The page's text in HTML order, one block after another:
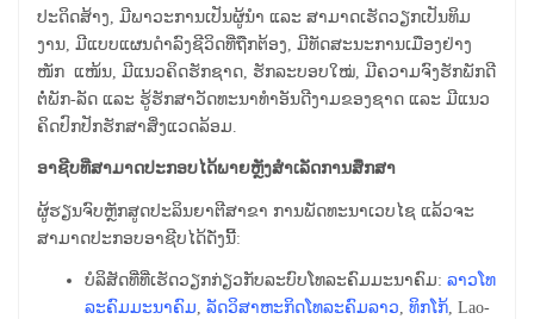
ປະດິດສ້າງ, ມີພາວະການເປັນຜູ້ນໍາ ແລະ ສາມາດເຮັດວຽກເປັນທິມ
ງານ, ມີແບບແຜນດໍາລົງຊີວິດທີ່ຖືກຕ້ອງ, ມີທັດສະນະການເມືອງຢ່າງ
ໜັກ ແໜ້ນ, ມີແນວຄິດຮັກຊາດ, ຮັກລະບອບໃໝ່, ມີຄວາມຈົງຮັກພັກດີ
ຕໍ່ພັກ-ລັດ ແລະ ຮູ້ຮັກສາວັດທະນາທໍາອັນດີງາມຂອງຊາດ ແລະ ມີແນວ
ຄິດປົກປັກຮັກສາສິ່ງແວດລ້ອມ.
ອາຊີບທີ່ສາມາດປະກອບໄດ້ພາຍຫຼັງສໍາເລັດການສຶກສາ
ຜູ້ຮຽນຈົບຫຼັກສູດປະລິນຍາຕີສາຂາ ການ​ພັດທະນາ​ເວ​ບ​ໄຊ ແລ້ວຈະ
ສາມາດປະກອບອາຊີບໄດ້ດັ່ງນີ້:
ບໍລິສັດທີ່ທີ່ເຮັດວຽກກ່ຽວກັບລະບົບໂທລະຄົມມະນາຄົມ: ລາວໂທ
ລະຄົມມະນາຄົມ, ລັດວິສາຫະກິດໂທລະຄົມລາວ, ທິກໂກ້, Lao-